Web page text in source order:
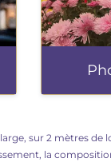
sur 2 mètres
la